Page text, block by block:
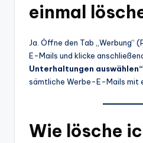
einmal
Ja. Öffne den Tab „Werbung“
E-Mails und klicke
Unterhaltungen auswählen“
sämtliche Werbe-E-Mails mit
Wie lösche